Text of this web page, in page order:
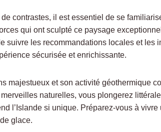
contrastes, il est essentiel de se
qui ont sculpté ce paysage
suivre les recommandations locales et les
sécurisée et enrichissante.
majestueux et son activité géothermique
naturelles, vous plongerez
l’Islande si unique. Préparez-vous à
glace.